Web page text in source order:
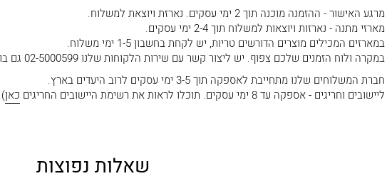
מרגע האישור - ההזמנה מוכנה תוך 2 ימי עסקים. נארזת ויוצאת למשלוח.
מארזי מתנה - נארזות ויוצאות למשלוח תוך 2-4 ימי עסקים.
במארזים המכילים מוצרים הדורשים טריות, יש לקחת בחשבון 1-5 ימי משלוח.
במקרה ולוח הזמנים שלכם צפוף. יש ליצור קשר עם שירות הלקוחות שלנו 02-5000599 גם בווצאפ.
חברת המשלוחים שלנו מתחייבת לאספקה תוך 3-5 ימי עסקים לרוב היעדים בארץ.
ליישובים וחריגים - אספקה עד 8 ימי עסקים. תוכלו לראות את רשימת היישובים החריגים
כאן).
שאלות נפוצות